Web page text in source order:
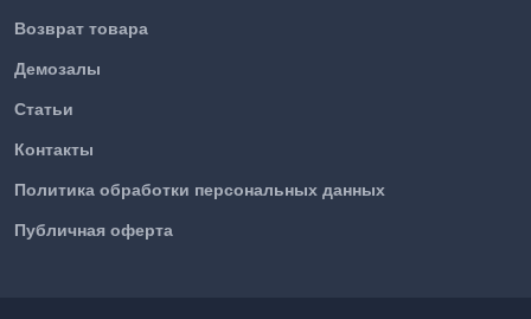
Возврат товара
Демозалы
Статьи
Контакты
Политика обработки персональных данных
Публичная оферта